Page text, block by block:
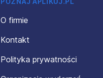
O firmie
Kontakt
Polityka prywatności